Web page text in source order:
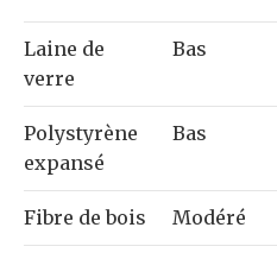
Laine de
verre
Bas
Polystyrène
expansé
Bas
Fibre de bois Modéré